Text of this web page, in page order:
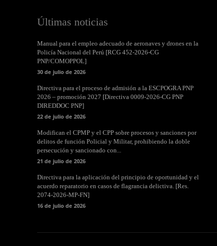
Últimas noticias
Manual para el empleo adecuado de aeronaves y drones en la
Policía Nacional del Perú [RCG 452-2026-CG
PNP/COMOPPOL]
30 de julio de 2026
Directiva para el proceso de admisión a la ESCPOGRA PNP
2026 – promoción 2027 [Directiva 0009-2026-CG PNP
DIREDDOC PNP]
22 de julio de 2026
Modifican el CPMP y el CPP sobre procesos y sanciones por
delitos de función Policial y Militar, prohibiendo la doble
persecución y sancionado con...
21 de julio de 2026
Directiva para la aplicación del principio de oportunidad y el
acuerdo reparatorio en casos de flagrancia delictiva. [Res.
2074-2026-MP-FN]
16 de julio de 2026